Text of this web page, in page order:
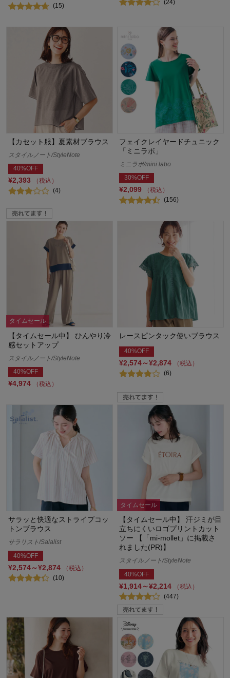
(15)
(24)
【カセット服】夏素材ブラウス
スタイルノート/StyleNote
40%OFF
¥2,393
（税込）
(4)
フェイクレイヤードチュニック
「ミニラボ」
ミニラボ/mini labo
30%OFF
¥2,099
（税込）
(156)
タイムセール
【タイムセール中】 ひんやり冷
感セットアップ
スタイルノート/StyleNote
40%OFF
¥4,974 （税込）
レースピンタック使いブラウス
40%OFF
¥2,574～¥2,874
（税込）
(6)
サラッと快適なストライプコッ
トンブラウス
サラリスト/Salalist
40%OFF
¥2,574～¥2,874
（税込）
(10)
タイムセール
【タイムセール中】 汗ジミが目
立ちにくいロゴプリントカット
ソー 【「mi-mollet」に掲載さ
れました(PR)】
スタイルノート/StyleNote
40%OFF
¥1,914～¥2,214
（税込）
(447)